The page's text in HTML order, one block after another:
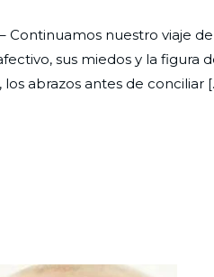
evolutivo
en
los
Continuamos nuestro viaje
sus miedos y la figura
abrazos antes de conciliar